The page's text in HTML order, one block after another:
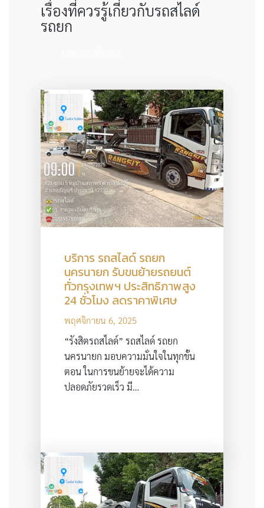
เรื่องที่ควรรู้เกี่ยวกับรถสไลด์
รถยก
บริการ รถสไลด์ รถยก
นครนายก รับขนย้ายรถยนต์
ทั่วกรุงเทพฯ ประสิทธิภาพสูง
24 ชั่วโมง ลดราคาพิเศษ
พฤศจิกายน 6, 2025
“รังสิตรถสไลด์” รถสไลด์ รถยก
นครนายก มอบความมั่นใจในทุกขั้น
ตอน ในการขนย้ายจะได้ความ
ปลอดภัยรวดเร็ว มี…